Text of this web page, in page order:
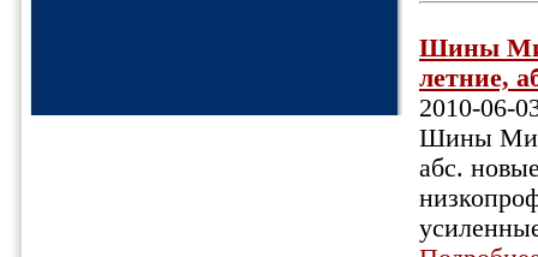
Шины
летние,
2010-06-
Шины
абс.